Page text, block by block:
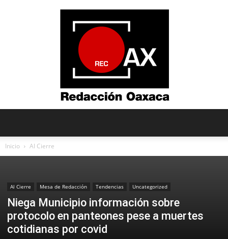
Inicio Al Cierre
Al Cierre Mesa de Redacción Tendencias Uncategorized
Niega Municipio información sobre
protocolo en panteones pese a muertes
cotidianas por covid